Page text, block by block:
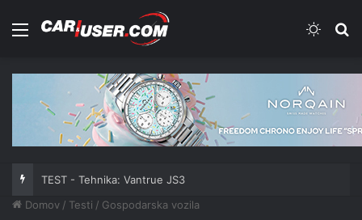
Meni
TEST - Tehnika: Vantrue JS3
Domov / Testi / Gospodarska vozila